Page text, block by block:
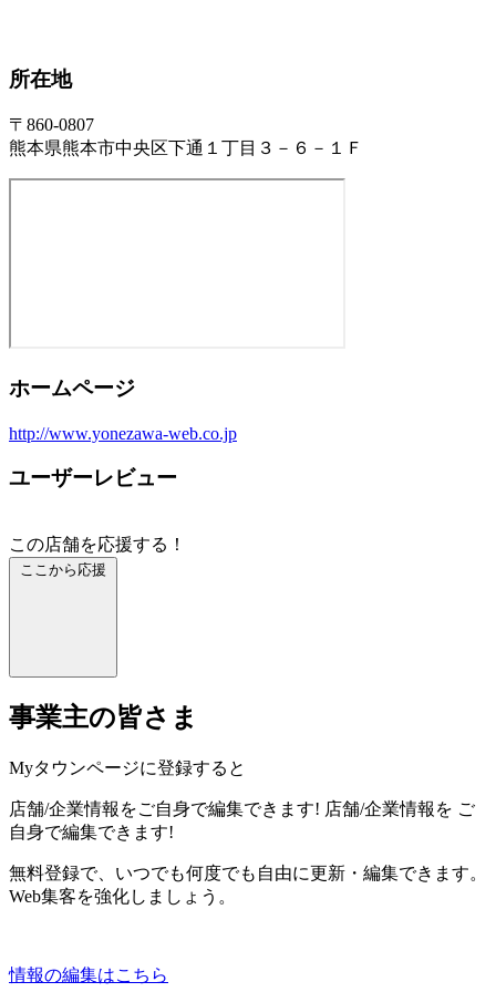
所在地
〒860-0807
熊本県熊本市中央区下通１丁目３－６－１Ｆ
ホームページ
http://www.yonezawa-web.co.jp
ユーザーレビュー
この店舗を応援する！
ここから応援
事業主の皆さま
Myタウンページに登録すると
店舗/企業情報をご自身で編集できます! 店舗/企業情報を ご
自身で編集できます!
無料登録で、いつでも何度でも自由に更新・編集できます。
Web集客を強化しましょう。
情報の編集はこちら